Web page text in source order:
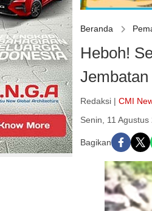
Beranda
Heboh!
Redaksi | CMI
Senin, 11
Bagikan